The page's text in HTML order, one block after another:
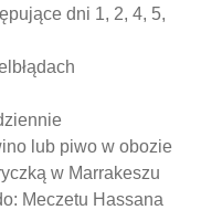
dni 1, 2, 4, 5,
lub piwo w obozie
w Marrakeszu
Meczetu Hassana